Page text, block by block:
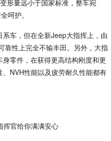
形量远小于国家标准，整车宛
呵护。
车，但在全新Jeep大指挥上，由
靠性上完全不输丰田。另外，大指
零件，在获得更高结构刚度和更
NVH性能以及疲劳耐久性能都有